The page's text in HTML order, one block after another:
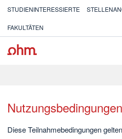
STUDIENINTERESSIERTE
FAKULTÄTEN
Nutzungsbedingungen
Diese Teilnahmebedingungen